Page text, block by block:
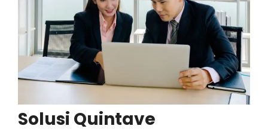
Solusi Quintave